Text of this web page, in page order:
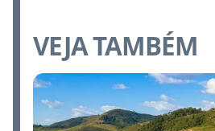
VEJA TAMBÉM